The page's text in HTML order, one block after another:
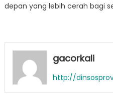
depan yang lebih cerah bagi
gacorkali
http://